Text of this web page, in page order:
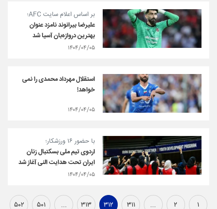
بر اساس اعلام سایت AFC؛
علیرضا بیرانوند نامزد عنوان
بهترین دروازه‌بان آسیا شد
۱۴۰۴/۰۴/۰۵
استقلال مهرداد محمدی را نمی
خواهد!
۱۴۰۴/۰۴/۰۵
با حضور ۱۶ ورزشکار؛
اردوی تیم ملی بسکتبال زنان
ایران تحت هدایت النی آغاز شد
۱۴۰۴/۰۴/۰۵
۱ ۲ ... ۳۱۱ ۳۱۲ ۳۱۳ ... ۵۰۱ ۵۰۲